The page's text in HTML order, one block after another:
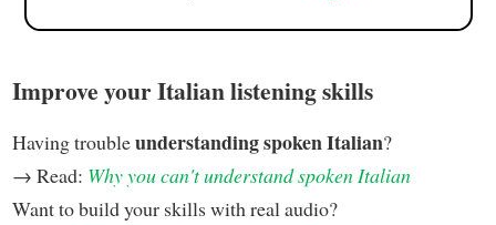
Improve your Italian listening skills
Having troubleunderstanding spoken Italian?
→ Read: Why you can't understand spoken Italian
Want to build your skills with real audio?